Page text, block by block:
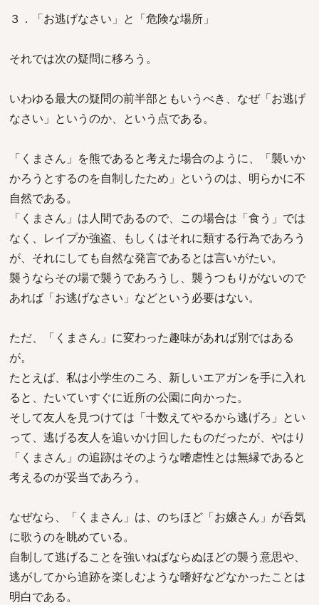
３．「お逃げなさい」と「危険な場所」
それでは次の疑問に移ろう。
いわゆる最大の疑問の前半部ともいうべき、なぜ「お逃げ
なさい」というのか、という点である。
「くまさん」を熊であると考えた場合のように、「襲いか
かろうとするのを自制したため」というのは、明らかに不
自然である。
「くまさん」は人間であるので、この場合は「食う」では
なく、レイプか強盗、もしくはそれに類する行為であろう
が、それにしても自然な発言であるとは言いがたい。
襲うならその場で襲うであろうし、襲うつもりがないので
あれば「お逃げなさい」などという必要はない。
ただ、「くまさん」に変わった趣味があれば別ではある
が。
たとえば、私は小学生のころ、新しいエアガンを手に入れ
ると、たいていすぐに近所の公園に向かった。
そして友人を見つけては「十数えてやるから逃げろ」とい
って、逃げる友人を追いかけ回したものだったが、やはり
「くまさん」の追跡はそのような嗜虐性とは無縁であると
考えるのが妥当であろう。
なぜなら、「くまさん」は、のちほど「お嬢さん」が呑気
に歌うのを眺めている。
自制して逃げることを強いねばならぬほどの襲う意思や、
逃がしてから追跡を楽しむような嗜好などなかったことは
明白である。